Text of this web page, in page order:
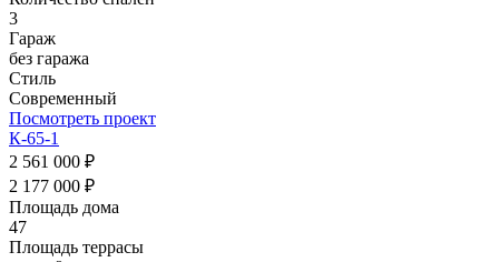
3
Гараж
без гаража
Стиль
Современный
Посмотреть проект
К-65-1
2 561 000 ₽
2 177 000 ₽
Площадь дома
47
Площадь террасы